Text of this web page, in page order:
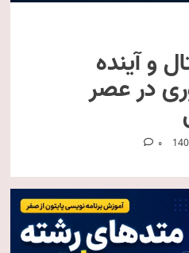
و آینده
در عصر
0